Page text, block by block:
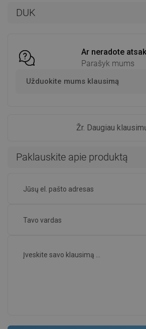
DUK
Ar neradote
Parašyk mums
Užduokite mums klausimą
Žr. Daugiau
Paklauskite apie produktą